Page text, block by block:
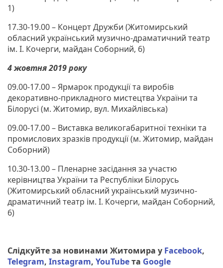
1)
17.30-19.00 – Концерт Дружби (Житомирський
обласний український музично-драматичний театр
ім. І. Кочерги, майдан Соборний, 6)
4 жовтня 2019 року
09.00-17.00 – Ярмарок продукції та виробів
декоративно-прикладного мистецтва України та
Білорусі (м. Житомир, вул. Михайлівська)
09.00-17.00 – Виставка великогабаритної техніки та
промислових зразків продукції (м. Житомир, майдан
Соборний)
10.30-13.00 – Пленарне засідання за участю
керівництва України та Республіки Білорусь
(Житомирський обласний український музично-
драматичний театр ім. І. Кочерги, майдан Соборний,
6)
Слідкуйте за новинами Житомира у Facebook,
Telegram, Instagram, YouTubeта Google